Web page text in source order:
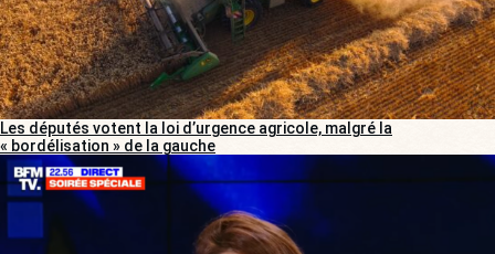
Les députés votent la loi d’urgence agricole, malgré la
« bordélisation » de la gauche